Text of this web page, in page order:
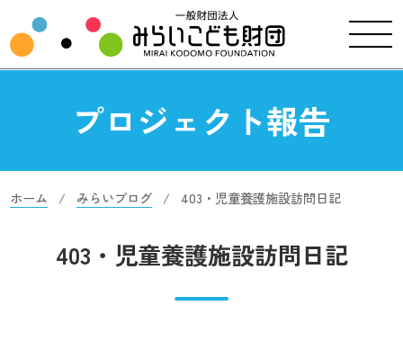
プロジェクト報告
ホーム みらいブログ 403・児童養護施設訪問日記
403・児童養護施設訪問日記